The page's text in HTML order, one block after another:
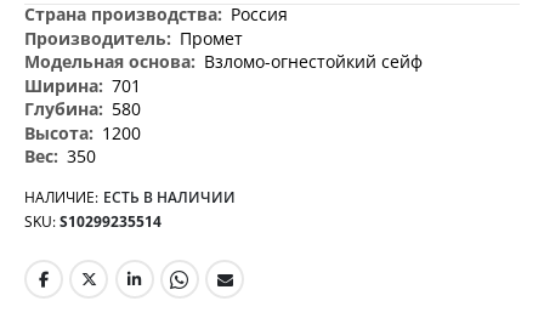
Дополнительная
информация
Россия
Промет
Взломо-огнестойкий сейф
701
580
1200
350
НАЛИЧИЕ: ЕСТЬ В НАЛИЧИИ
SKU S10299235514